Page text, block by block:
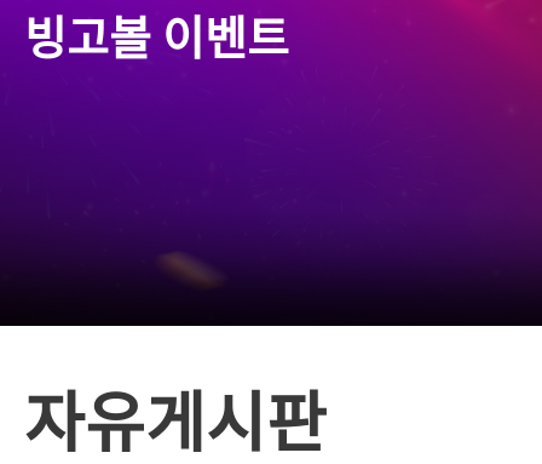
GM노트
빙고볼 이벤트
자유게시판